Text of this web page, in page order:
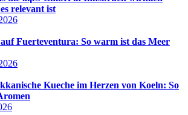
relevant ist
Fuerteventura: So warm ist das Meer
Kueche im Herzen von Koeln: So